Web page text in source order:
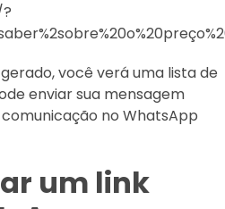
você verá uma lista de
enviar sua mensagem
no WhatsApp
um link